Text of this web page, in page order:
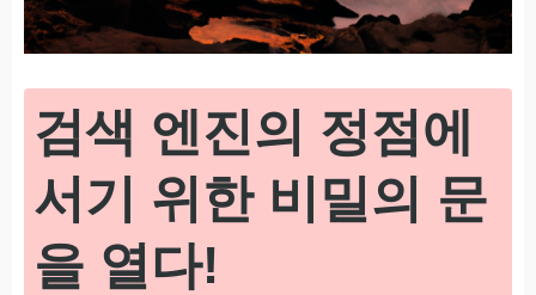
검색 엔진의 정점에
서기 위한 비밀의 문
을 열다!